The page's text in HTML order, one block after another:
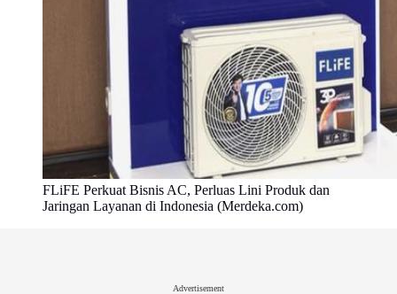
FLiFE Perkuat Bisnis AC, Perluas Lini Produk dan
Jaringan Layanan di Indonesia (Merdeka.com)
Advertisement